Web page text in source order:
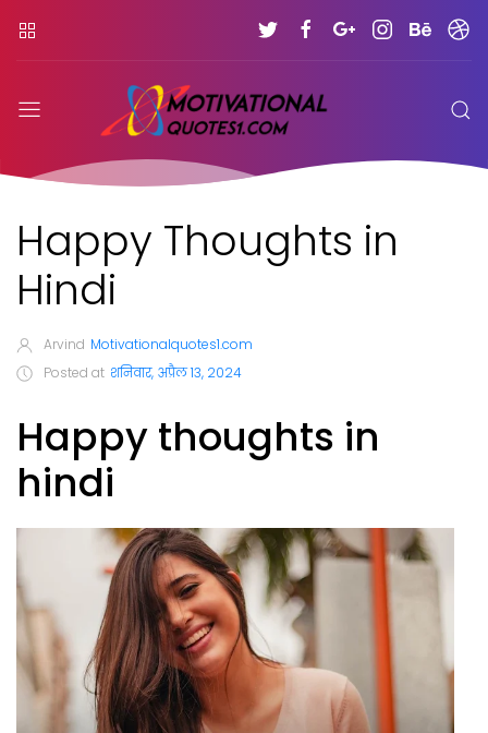
Happy Thoughts in
Hindi
Arvind Motivationalquotes1.com
Posted at शनिवार, अप्रैल 13, 2024
Happy thoughts in
hindi